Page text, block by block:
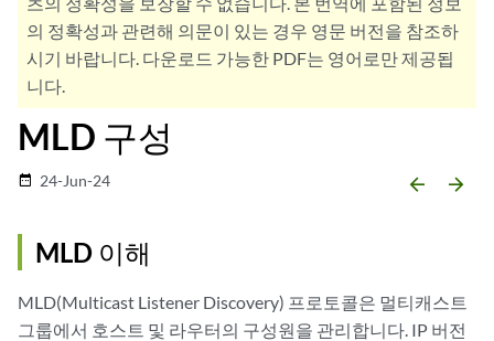
의 정확성과 관련해 의문이 있는 경우 영문 버전을 참조하
시기 바랍니다. 다운로드 가능한 PDF는 영어로만 제공됩
니다.
MLD 구성
date_range 24-Jun-24 arrow_backward arrow_forward
MLD 이해
MLD(Multicast Listener Discovery) 프로토콜은 멀티캐스트
그룹에서 호스트 및 라우터의 구성원을 관리합니다. IP 버전